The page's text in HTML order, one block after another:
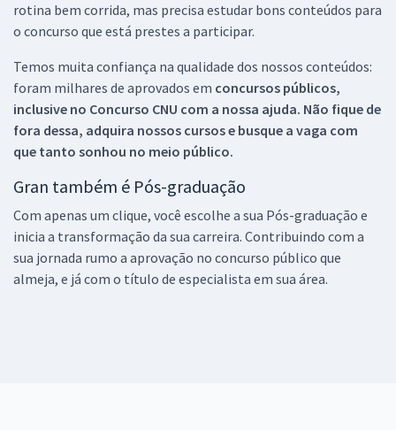
rotina bem corrida, mas precisa estudar bons conteúdos para
o concurso que está prestes a participar.
Temos muita confiança na qualidade dos nossos conteúdos:
foram milhares de aprovados em concursos públicos,
inclusive no Concurso CNU com a nossa ajuda. Não fique de
fora dessa, adquira nossos cursos e busque a vaga com
que tanto sonhou no meio público.
Gran também é Pós-graduação
Com apenas um clique, você escolhe a sua Pós-graduação e
inicia a transformação da sua carreira. Contribuindo com a
sua jornada rumo a aprovação no concurso público que
almeja, e já com o título de especialista em sua área.